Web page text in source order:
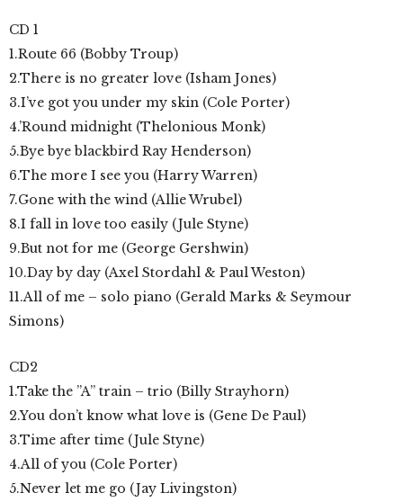
CD 1
1.Route 66 (Bobby Troup)
2.There is no greater love (Isham Jones)
3.I’ve got you under my skin (Cole Porter)
4.’Round midnight (Thelonious Monk)
5.Bye bye blackbird Ray Henderson)
6.The more I see you (Harry Warren)
7.Gone with the wind (Allie Wrubel)
8.I fall in love too easily (Jule Styne)
9.But not for me (George Gershwin)
10.Day by day (Axel Stordahl & Paul Weston)
11.All of me – solo piano (Gerald Marks & Seymour
Simons)
CD2
1.Take the ”A” train – trio (Billy Strayhorn)
2.You don’t know what love is (Gene De Paul)
3.Time after time (Jule Styne)
4.All of you (Cole Porter)
5.Never let me go (Jay Livingston)